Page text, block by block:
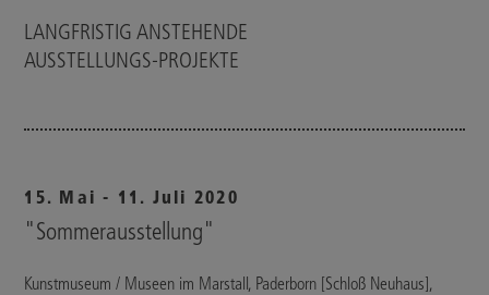
LANGFRISTIG ANSTEHENDE
AUSSTELLUNGS-PROJEKTE
15. Mai - 11. Juli 2020
"Sommerausstellung"
Kunstmuseum / Museen im Marstall, Paderborn [Schloß Neuhaus],